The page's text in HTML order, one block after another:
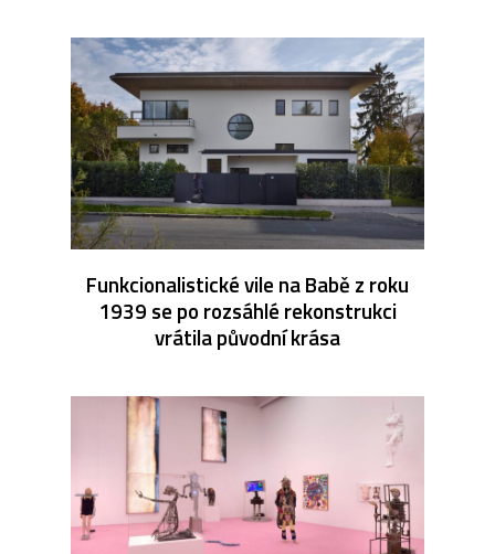
Funkcionalistické vile na Babě z roku
1939 se po rozsáhlé rekonstrukci
vrátila původní krása